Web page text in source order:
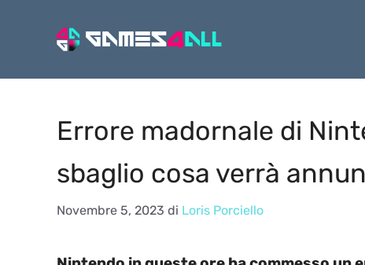
Errore madornale di
sbaglio cosa verrà
Novembre 5, 2023 di Loris Porciello